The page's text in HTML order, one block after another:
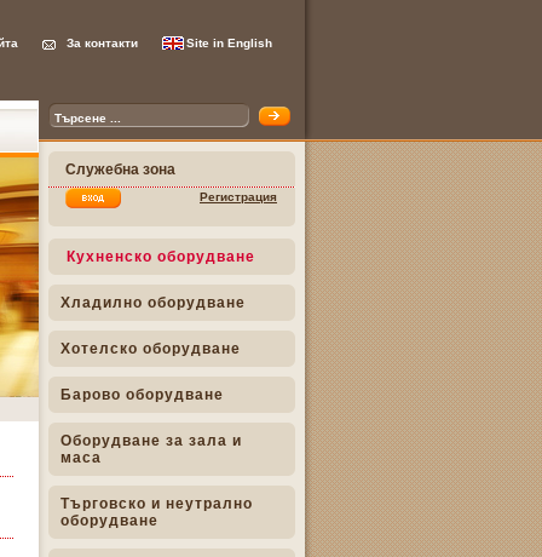
За контакти Site in English
Служебна зона
Регистрация
Кухненско оборудване
Хладилно оборудване
Хотелско оборудване
Барово оборудване
Оборудване за зала и
маса
Търговско и неутрално
оборудване